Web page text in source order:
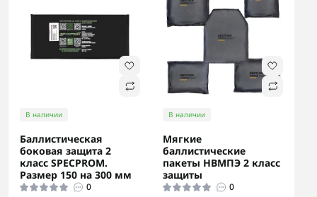
В наличии
Баллистическая
боковая защита 2
класс SPECPROM.
Размер 150 на 300 мм
0
В наличии
Мягкие
баллистические
пакеты НВМПЭ 2 класс
защиты
0